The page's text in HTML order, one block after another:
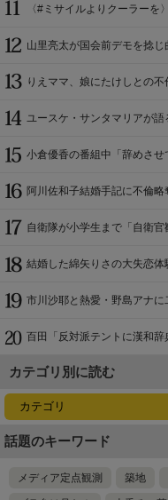
〈#ミサイルよりクーラー
山里亮太が国会前デモを捻じ
りえママ、娘にたけしとの不
ユースケ・サンタマリアが語
小倉優香の番組中「辞めさ
阿川佐和子結婚手記に不倫略
自衛隊が小学生まで「自衛
結婚した綿矢りさの大失恋体
市川沙耶と熱愛・野島アナに
百田「反対派テントに漢和辞
カテゴリ別に読む
話題のキーワード
メディア定点観測 築地